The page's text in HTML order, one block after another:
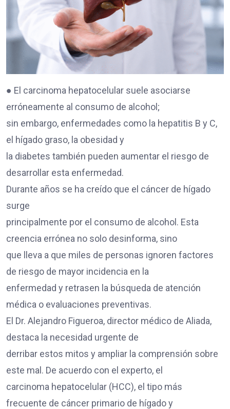
● El carcinoma hepatocelular suele asociarse
erróneamente al consumo de alcohol;
sin embargo, enfermedades como la hepatitis B y C,
el hígado graso, la obesidad y
la diabetes también pueden aumentar el riesgo de
desarrollar esta enfermedad.
Durante años se ha creído que el cáncer de hígado
surge
principalmente por el consumo de alcohol. Esta
creencia errónea no solo desinforma, sino
que lleva a que miles de personas ignoren factores
de riesgo de mayor incidencia en la
enfermedad y retrasen la búsqueda de atención
médica o evaluaciones preventivas.
El Dr. Alejandro Figueroa, director médico de Aliada,
destaca la necesidad urgente de
derribar estos mitos y ampliar la comprensión sobre
este mal. De acuerdo con el experto, el
carcinoma hepatocelular (HCC), el tipo más
frecuente de cáncer primario de hígado y